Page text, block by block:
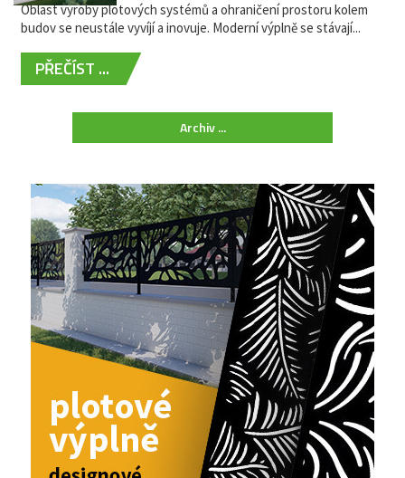
Oblast výroby plotových systémů a ohraničení prostoru kolem
budov se neustále vyvíjí a inovuje. Moderní výplně se stávají...
PŘEČÍST ...
Archiv ...